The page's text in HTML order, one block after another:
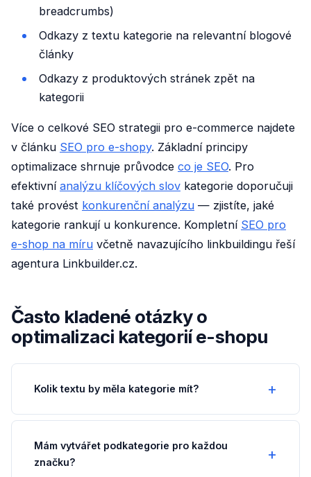
breadcrumbs)
Odkazy z textu kategorie na relevantní blogové
články
Odkazy z produktových stránek zpět na
kategorii
Více o celkové SEO strategii pro e-commerce najdete
v článku SEO pro e-shopy. Základní principy
optimalizace shrnuje průvodce co je SEO. Pro
efektivní analýzu klíčových slov kategorie doporučuji
také provést konkurenční analýzu — zjistíte, jaké
kategorie rankují u konkurence. Kompletní SEO pro
e-shop na míru včetně navazujícího linkbuildingu řeší
agentura Linkbuilder.cz.
Často kladené otázky o
optimalizaci kategorií e-shopu
Kolik textu by měla kategorie mít?
Mám vytvářet podkategorie pro každou
značku?